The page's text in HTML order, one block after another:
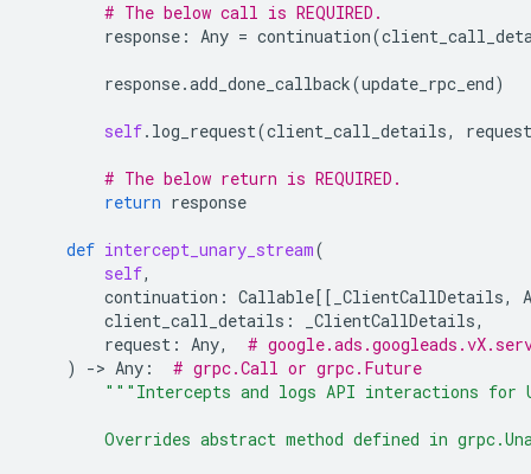
# The below call is REQUIRED.
response : Any = continuation(
response.add_done_callback(update_rpc_end)
self. log_request(client_call_details, request
# The below return is REQUIRED.
return response
def intercept_unary_stream(
self,
continuation : Callable[[ _ClientCallDetails,
client_call_details : _ClientCallDetails,
request : Any,
#
)
-> Any :
# grpc.Call or grpc.Future
"""Intercepts and logs API interactions for
Overrides abstract method defined in